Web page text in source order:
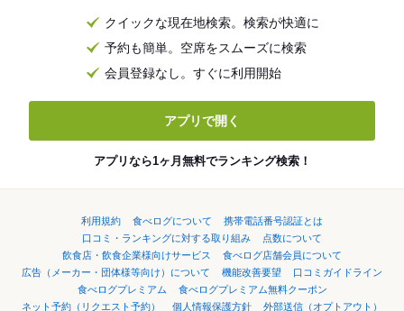
クイックな現在地検索。検索が快適に
予約も簡単。空席をスムーズに検索
会員登録なし。すぐに利用開始
アプリで開く
アプリなら1ヶ月無料でランキング検索！
利用規約 食べログについて
携帯電話番号認証とは
口コミ・ランキングに対する取り組み
点数について
飲食店・飲食企業様向けサービス
食べログ店舗会員について
広告（メーカー・団体様等向け）について
機能改善要望
口コミガイドライン
食べログプレミアム
食べログプレミアム無料クーポン
ネット予約（リクエスト予約）
個人情報保護方針
外部送信（オプトアウト）